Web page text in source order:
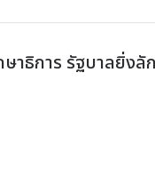
าธิการ รัฐบาลยิ่ง